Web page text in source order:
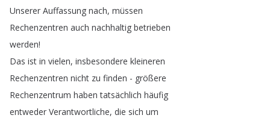
Unserer Auffassung nach, müssen
Rechenzentren auch nachhaltig betrieben
werden!
Das ist in vielen, insbesondere kleineren
Rechenzentren nicht zu finden - größere
Rechenzentrum haben tatsächlich häufig
entweder Verantwortliche, die sich um